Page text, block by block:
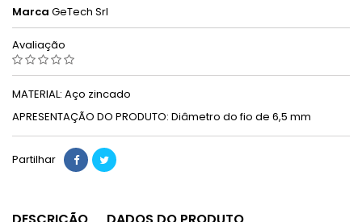
Marca GeTech Srl
Avaliação
MATERIAL: Aço zincado
APRESENTAÇÃO DO PRODUTO: Diâmetro do fio de 6,5 mm
Partilhar